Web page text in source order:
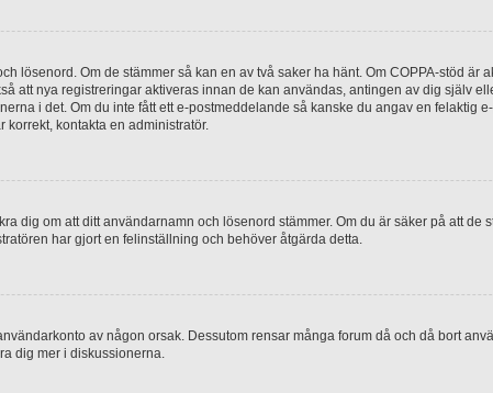
lösenord. Om de stämmer så kan en av två saker ha hänt. Om COPPA-stöd
att nya registreringar aktiveras innan de kan användas, antingen av dig själv
i det. Om du inte fått ett e-postmeddelande så kanske du angav en felaktig
korrekt, kontakta en administratör.
dig om att ditt användarnamn och lösenord stämmer. Om du är säker på att de
har gjort en felinställning och behöver åtgärda detta.
av någon orsak. Dessutom rensar många forum då och då bort
dig mer i diskussionerna.